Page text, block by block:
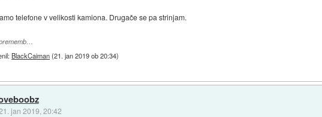
telefone v velikosti kamiona. Drugače se pa strinjam.
BlackCaiman(21. jan 2019 ob 20:34)
jan 2019, 20:42